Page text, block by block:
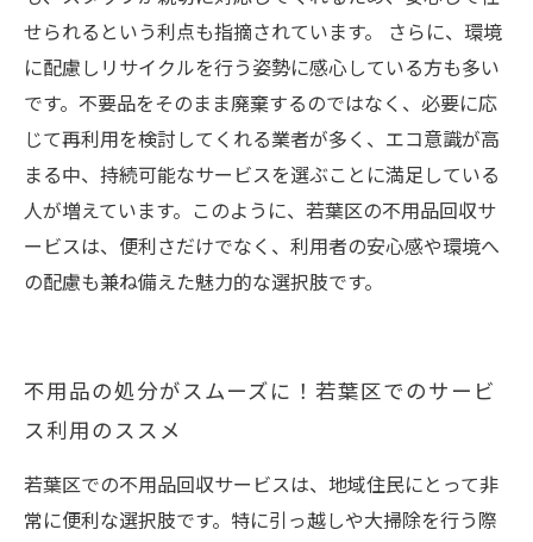
せられるという利点も指摘されています。 さらに、環境
に配慮しリサイクルを行う姿勢に感心している方も多い
です。不要品をそのまま廃棄するのではなく、必要に応
じて再利用を検討してくれる業者が多く、エコ意識が高
まる中、持続可能なサービスを選ぶことに満足している
人が増えています。このように、若葉区の不用品回収サ
ービスは、便利さだけでなく、利用者の安心感や環境へ
の配慮も兼ね備えた魅力的な選択肢です。
不用品の処分がスムーズに！若葉区でのサービ
ス利用のススメ
若葉区での不用品回収サービスは、地域住民にとって非
常に便利な選択肢です。特に引っ越しや大掃除を行う際